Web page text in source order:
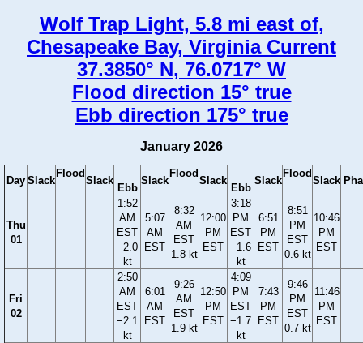
Wolf Trap Light, 5.8 mi east of,
Chesapeake Bay, Virginia Current
37.3850° N, 76.0717° W
Flood direction 15° true
Ebb direction 175° true
January 2026
Day Slack
Flood
Slack
Ebb
Slack
Flood
Slack
Ebb
Slack
Flood
Slack
Thu
01
1:52
AM
EST
−2.0
kt
5:07
AM
EST
8:32
AM
EST
1.8 kt
12:00
PM
EST
3:18
PM
EST
−1.6
kt
6:51
PM
EST
8:51
PM
EST
0.6 kt
10:46
PM
EST
Fri
02
2:50
AM
EST
−2.1
kt
6:01
AM
EST
9:26
AM
EST
1.9 kt
12:50
PM
EST
4:09
PM
EST
−1.7
kt
7:43
PM
EST
9:46
PM
EST
0.7 kt
11:46
PM
EST